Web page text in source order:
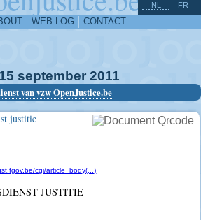
WEB LOG CONTACT
NL FR
15 september 2011
van vzw OpenJustice.be
justitie
cgi/article_body(...)
JUSTITIE
^